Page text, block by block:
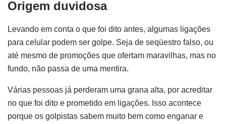
Origem duvidosa
Levando em conta o que foi dito antes, algumas ligações
para celular podem ser golpe. Seja de seqüestro falso, ou
até mesmo de promoções que ofertam maravilhas, mas no
fundo, não passa de uma mentira.
Várias pessoas já perderam uma grana alta, por acreditar
no que foi dito e prometido em ligações. Isso acontece
porque os golpistas sabem muito bem como enganar e